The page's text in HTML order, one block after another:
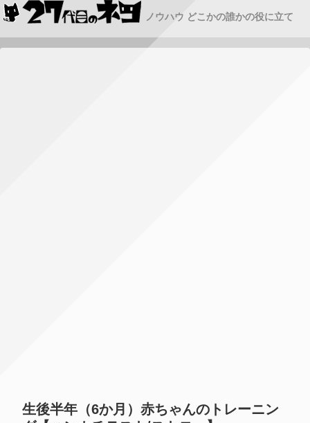
ノウハウ どこかの誰かの役に立て
生後半年（6か月）赤ちゃんのトレーニン